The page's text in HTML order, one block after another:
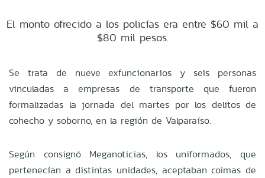
El monto ofrecido a los policías era entre $60 mil a
$80 mil pesos.
Se trata de nueve exfuncionarios y seis personas
vinculadas a empresas de transporte que fueron
formalizadas la jornada del martes por los delitos de
cohecho y soborno, en la región de Valparaíso.
Según consignó Meganoticias, los uniformados, que
pertenecían a distintas unidades, aceptaban coimas de